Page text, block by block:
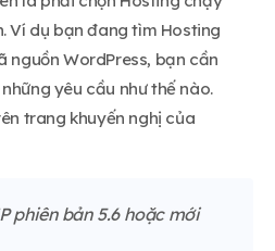
Ví dụ bạn đang tìm Hosting
nguồn WordPress, bạn cần
yêu cầu như thế nào.
trang khuyến nghị của
phiên bản 5.6 hoặc mới